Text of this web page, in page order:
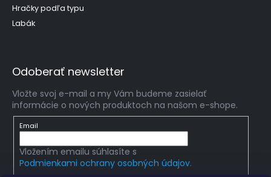
Hračky podľa typu
Labák
Odoberať newsletter
Vložte svoj e-mail a my Vám budeme zasielať
informácie o nových produktoch na našom e-shope.
Email
Vložením emailu súhlasíte s
Podmienkami ochrany osobných údajov.